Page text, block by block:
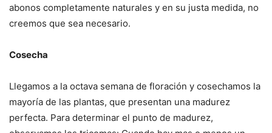
abonos completamente naturales y en su justa medida, no
creemos que sea necesario.
Cosecha
Llegamos a la octava semana de floración y cosechamos la
mayoría de las plantas, que presentan una madurez
perfecta. Para determinar el punto de madurez,